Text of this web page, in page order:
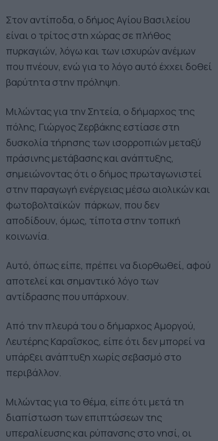
Στον αντίποδα, ο δήμος Αγίου Βασιλείου
είναι ο τρίτος στη χώρας σε πλήθος
πυρκαγιών, λόγω και των ισχυρών ανέμων
που πνέουν, ενώ για το λόγο αυτό έχχει δοθεί
βαρύτητα στην πρόληψη.
Μιλώντας για την Σητεία, ο δήμαρχος της
πόλης, Γιώργος Ζερβάκης εστίασε στη
δυσκολία τήρησης των ισορροπιών μεταξύ
πράσινης μετάβασης και ανάπτυξης,
σημειώνοντας ότι ο δήμος πρωταγωνιστεί
στην παραγωγή ενέργειας μέσω αιολικών και
φωτοβολταϊκών πάρκων, που δεν
αποδίδουν, όμως, τίποτα στην τοπική
κοινωνία.
Αυτό, όπως είπε, πρέπει να διορθωθεί, αφού
αποτελεί και σημαντικό λόγο των
αντίδρασης που υπάρχουν.
Από την πλευρά του ο δήμαρχος Αμοργού,
Λευτέρης Καραΐσκος, είπε ότι δεν μπορεί να
υπάρξει ανάπτυξη χωρίς σεβασμό στο
περιβάλλον.
Μιλώντας για το θέμα, είπε ότι μετά τη
διαπίστωση των επιπτώσεων της
υπεραλίευσης και ρύπανσης στο νησί, οι